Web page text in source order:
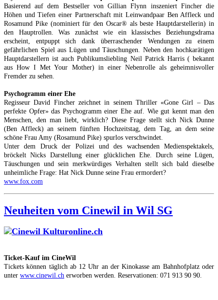
Basierend auf dem Bestseller von Gillian Flynn inszeniert Fincher die
Höhen und Tiefen einer Partnerschaft mit Leinwandpaar Ben Affleck und
Rosamund Pike (nominiert für den Oscar® als beste Hauptdarstellerin) in
den Hauptrollen. Was zunächst wie ein klassisches Beziehungsdrama
erscheint, entpuppt sich dank überraschender Wendungen zu einem
gefährlichen Spiel aus Lügen und Täuschungen. Neben den hochkarätigen
Hauptdarstellern ist auch Publikumsliebling Neil Patrick Harris ( bekannt
aus How I Met Your Mother) in einer Nebenrolle als geheimnisvoller
Fremder zu sehen.
Psychogramm einer Ehe
Regisseur David Fincher zeichnet in seinem Thriller «Gone Girl – Das
perfekte Opfer» das Psychogramm einer Ehe auf. Wie gut kennt man den
Menschen, den man liebt, wirklich? Diese Frage stellt sich Nick Dunne
(Ben Affleck) an seinem fünften Hochzeitstag, dem Tag, an dem seine
schöne Frau Amy (Rosamund Pike) spurlos verschwindet.
Unter dem Druck der Polizei und des wachsenden Medienspektakels,
bröckelt Nicks Darstellung einer glücklichen Ehe. Durch seine Lügen,
Täuschungen und sein merkwürdiges Verhalten stellt sich bald dieselbe
unheimliche Frage: Hat Nick Dunne seine Frau ermordert?
www.fox.com
Neuheiten vom Cinewil in Wil SG
Ticket-Kauf im CineWil
Tickets können täglich ab 12 Uhr an der Kinokasse am Bahnhofplatz oder
unter www.cinewil.ch erworben werden. Reservationen: 071 913 90 90.